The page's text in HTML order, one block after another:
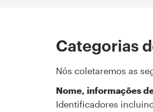
Categorias
Nós coletaremos as
Nome, informações
Identificadores